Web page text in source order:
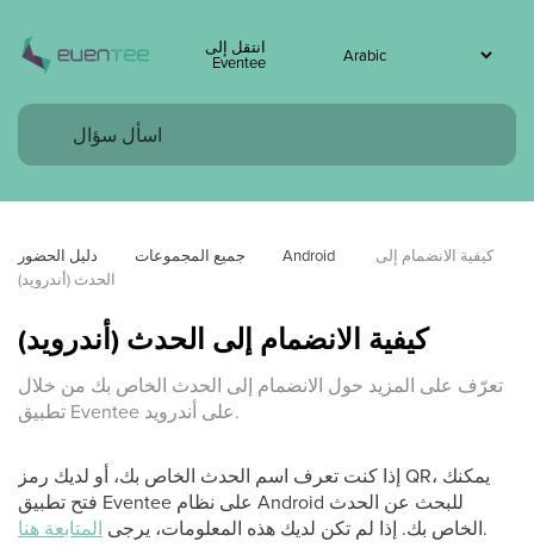
انتقل إلى
Eventee
جميع المجموعات دليل الحضور Android
كيفية الانضمام إلى
الحدث (أندرويد)
كيفية الانضمام إلى الحدث (أندرويد)
تعرّف على المزيد حول الانضمام إلى الحدث الخاص بك من خلال
تطبيق Eventee على أندرويد.
إذا كنت تعرف اسم الحدث الخاص بك، أو لديك رمز QR، يمكنك
فتح تطبيق Eventee على نظام Android للبحث عن الحدث
الخاص بك. إذا لم تكن لديك هذه المعلومات، يرجى المتابعة هنا .